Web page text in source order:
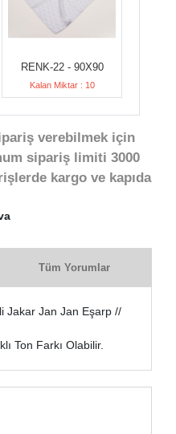
RENK-22 - 90X90
Kalan Miktar : 10
verebilmek için
sipariş limiti 3000
kargo ve kapıda
Tüm Yorumlar
Jakar Jan Jan Eşarp //
Ton Farkı Olabilir.